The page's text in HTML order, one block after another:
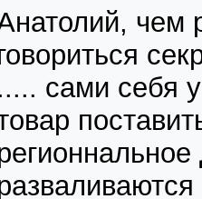
чем
сами себя